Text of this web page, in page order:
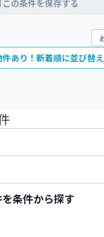
この条件を保存する
あり！新着順に並び替え
条件から探す